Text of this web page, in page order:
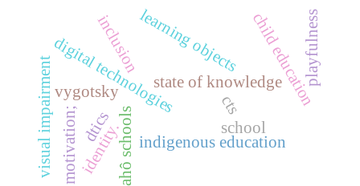
indigenous education
krahô schools
identity.
state of knowledge
school
digital technologies child education
vygotsky
cts
inclusion playfulness
visual impairment
learning objects
dtics
motivation;